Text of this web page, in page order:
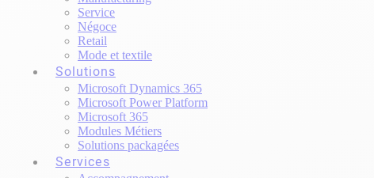
Service
Négoce
Retail
Mode et textile
Solutions
Microsoft Dynamics 365
Microsoft Power Platform
Microsoft 365
Modules Métiers
Solutions packagées
Services